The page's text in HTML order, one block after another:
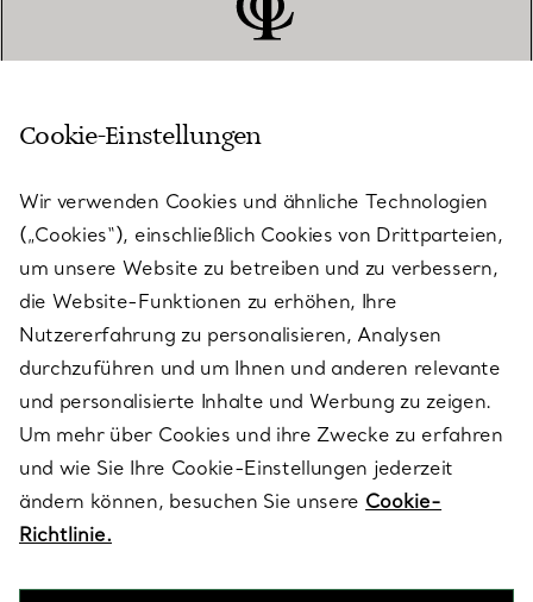
KUNDENSERVICE
SERVICES
ÜBER TIFFANY & CO.
RECHTLICHE HINWEISE
FOLGEN SIE UNS
Cookie-Einstellungen
Wir verwenden Cookies und ähnliche Technologien
(„Cookies“), einschließlich Cookies von Drittparteien,
um unsere Website zu betreiben und zu verbessern,
die Website-Funktionen zu erhöhen, Ihre
Nutzererfahrung zu personalisieren, Analysen
durchzuführen und um Ihnen und anderen relevante
und personalisierte Inhalte und Werbung zu zeigen.
Um mehr über Cookies und ihre Zwecke zu erfahren
und wie Sie Ihre Cookie-Einstellungen jederzeit
ändern können, besuchen Sie unsere Cookie-
Richtlinie.